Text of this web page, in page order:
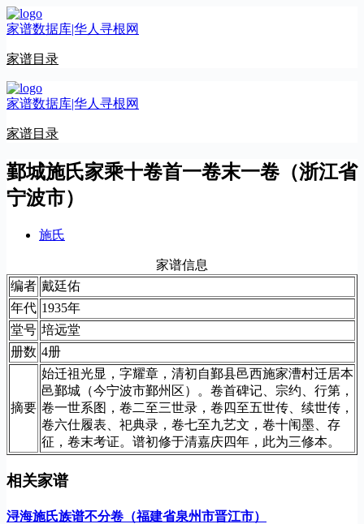
跳
至
容
家谱数据库|华人寻根网
家谱目录
家谱数据库|华人寻根网
家谱目录
鄞城施氏家乘十卷首一卷末一卷（浙江省
宁波市）
施氏
家谱信息
编者 戴廷佑
年代 1935年
堂号 培远堂
册数 4册
摘要
始迁祖光显，字耀章，清初自鄞县邑西施家漕村迁居本
邑鄞城（今宁波市鄞州区）。卷首碑记、宗约、行第，
卷一世系图，卷二至三世录，卷四至五世传、续世传，
卷六仕履表、祀典录，卷七至九艺文，卷十闱墨、存
征，卷末考证。谱初修于清嘉庆四年，此为三修本。
相关家谱
浔海施氏族谱不分卷（福建省泉州市晋江市）